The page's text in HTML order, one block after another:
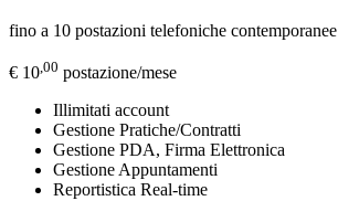
fino a 10 postazioni telefoniche contemporanee
€ 10,00 postazione/mese
Illimitati account
Gestione Pratiche/Contratti
Gestione PDA, Firma Elettronica
Gestione Appuntamenti
Reportistica Real-time